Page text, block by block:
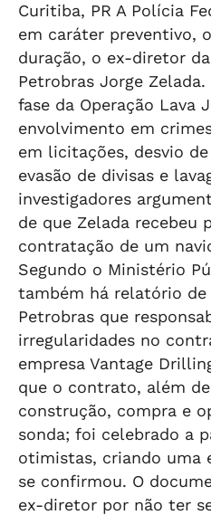
Curitiba, PR A Polícia
em caráter preventivo,
duração, o ex-diretor
Petrobras Jorge
fase da Operação Lava
envolvimento em
em licitações, desvio
evasão de divisas e
investigadores
de que Zelada recebeu
contratação de um
Segundo o Ministério
também há relatório
Petrobras que
irregularidades no
empresa Vantage
que o contrato, além
construção, compra e
sonda; foi celebrado a
otimistas, criando uma
se confirmou. O
ex-diretor por não ter